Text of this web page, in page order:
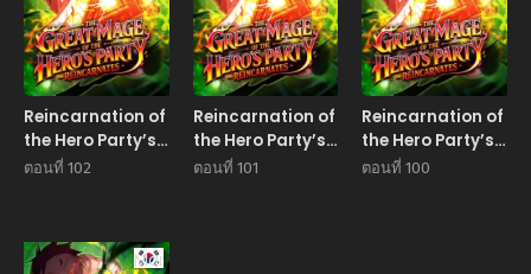
Reincarnation of
the Hero Party’s
Grand Mage
ตอนที่ 102
Reincarnation of
the Hero Party’s
Grand Mage
ตอนที่ 101
Reincarnation of
the Hero Party’s
Grand Mage
ตอนที่ 100
Manhwa